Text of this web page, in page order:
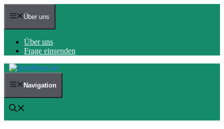
Zum
Inhalt Über uns
Über uns
Frage einsenden
Navigation